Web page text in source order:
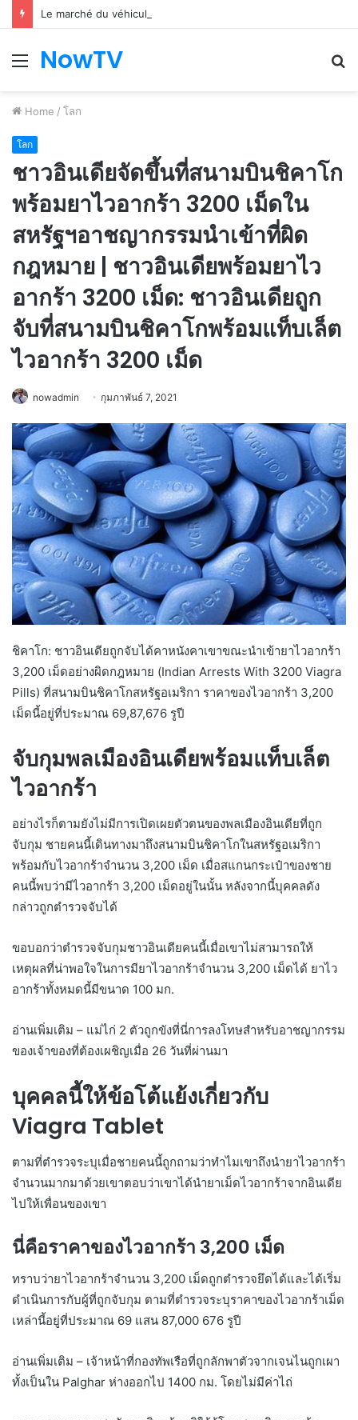
Le marché du véhicule d’occasion en plein essor
Menu
NowTV
Home / โลก
โลก
ชาวอินเดียจัดขึ้นที่สนามบินชิคาโก
พร้อมยาไวอากร้า 3200 เม็ดใน
สหรัฐฯอาชญากรรมนำเข้าที่ผิด
กฎหมาย | ชาวอินเดียพร้อมยาไว
อากร้า 3200 เม็ด: ชาวอินเดียถูก
จับที่สนามบินชิคาโกพร้อมแท็บเล็ต
ไวอากร้า 3200 เม็ด
nowadmin กุมภาพันธ์ 7, 2021
ชิคาโก: ชาวอินเดียถูกจับได้คาหนังคาเขาขณะนำเข้ายาไวอากร้า
3,200 เม็ดอย่างผิดกฎหมาย (Indian Arrests With 3200 Viagra
Pills) ที่สนามบินชิคาโกสหรัฐอเมริกา ราคาของไวอากร้า 3,200
เม็ดนี้อยู่ที่ประมาณ 69,87,676 รูปี
จับกุมพลเมืองอินเดียพร้อมแท็บเล็ต
ไวอากร้า
อย่างไรก็ตามยังไม่มีการเปิดเผยตัวตนของพลเมืองอินเดียที่ถูก
จับกุม ชายคนนี้เดินทางมาถึงสนามบินชิคาโกในสหรัฐอเมริกา
พร้อมกับไวอากร้าจำนวน 3,200 เม็ด เมื่อสแกนกระเป๋าของชาย
คนนี้พบว่ามีไวอากร้า 3,200 เม็ดอยู่ในนั้น หลังจากนี้บุคคลดัง
กล่าวถูกตำรวจจับได้
ขอบอกว่าตำรวจจับกุมชาวอินเดียคนนี้เมื่อเขาไม่สามารถให้
เหตุผลที่น่าพอใจในการมียาไวอากร้าจำนวน 3,200 เม็ดได้ ยาไว
อากร้าทั้งหมดนี้มีขนาด 100 มก.
อ่านเพิ่มเติม – แม่ไก่ 2 ตัวถูกขังที่นี่การลงโทษสำหรับอาชญากรรม
ของเจ้าของที่ต้องเผชิญเมื่อ 26 วันที่ผ่านมา
บุคคลนี้ให้ข้อโต้แย้งเกี่ยวกับ
Viagra Tablet
ตามที่ตำรวจระบุเมื่อชายคนนี้ถูกถามว่าทำไมเขาถึงนำยาไวอากร้า
จำนวนมากมาด้วยเขาตอบว่าเขาได้นำยาเม็ดไวอากร้าจากอินเดีย
ไปให้เพื่อนของเขา
นี่คือราคาของไวอากร้า 3,200 เม็ด
ทราบว่ายาไวอากร้าจำนวน 3,200 เม็ดถูกตำรวจยึดได้และได้เริ่ม
ดำเนินการกับผู้ที่ถูกจับกุม ตามที่ตำรวจระบุราคาของไวอากร้าเม็ด
เหล่านี้อยู่ที่ประมาณ 69 แสน 87,000 676 รูปี
อ่านเพิ่มเติม – เจ้าหน้าที่กองทัพเรือที่ถูกลักพาตัวจากเจนไนถูกเผา
ทั้งเป็นใน Palghar ห่างออกไป 1400 กม. โดยไม่มีค่าไถ่